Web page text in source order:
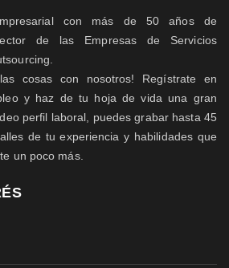
con más de 50 años de
de las Empresas de Servicios
cosas con nosotros! Regístrate en
y haz de tu hoja de vida una gran
perfil laboral, puedes grabar hasta 45
de tu experiencia y habilidades que
un poco más.